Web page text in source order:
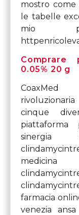
mostro come
le tabelle
mio
Comprare
0.05% 20 g
CoaxMed
cinque
sinergia
farmacia
venezia